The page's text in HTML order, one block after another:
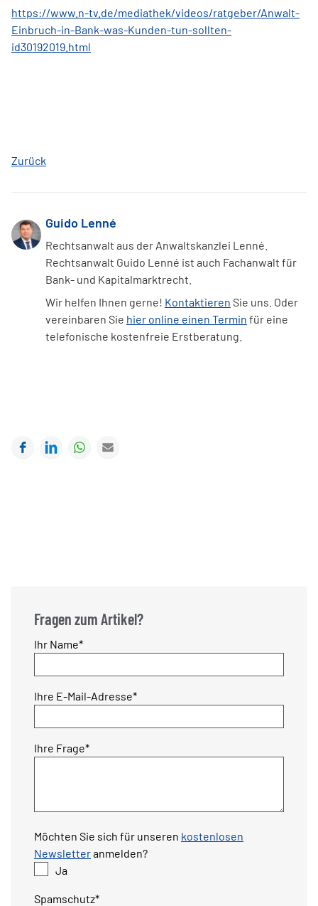
https://www.n-tv.de/mediathek/videos/ratgeber/Anwalt-
Einbruch-in-Bank-was-Kunden-tun-sollten-
id30192019.html
Zurück
Guido Lenné
Rechtsanwalt aus der Anwaltskanzlei Lenné.
Rechtsanwalt Guido Lenné ist auch Fachanwalt für
Bank- und Kapitalmarktrecht.
Wir helfen Ihnen gerne! Kontaktieren Sie uns. Oder
vereinbaren Sie hier online einen Termin für eine
telefonische kostenfreie Erstberatung.
FacebookLinkedInWhatsApp
Fragen zum Artikel?
Pflichtfeld
Ihr Name*
Pflichtfeld
Ihre E-Mail-Adresse*
Pflichtfeld
Ihre Frage*
Möchten Sie sich für unseren kostenlosen
Newsletteranmelden?
Ja
Pflichtfeld
Spamschutz*